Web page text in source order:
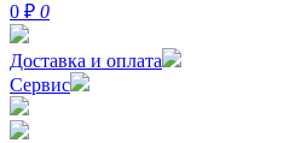
0 ₽ 0
Доставка и оплата
Сервис